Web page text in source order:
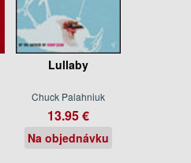
Lullaby
Chuck Palahniuk
13.95 €
Na objednávku